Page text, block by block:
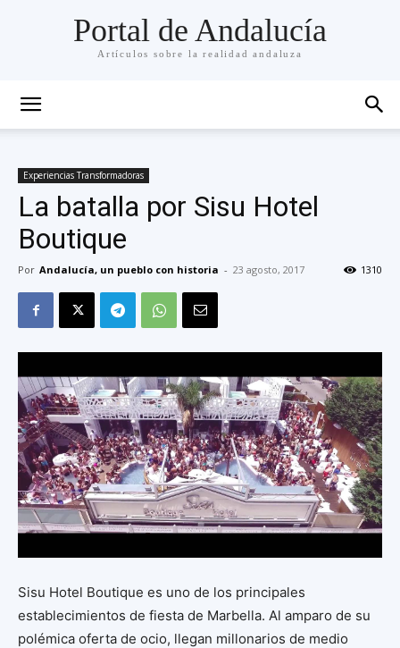
Portal de Andalucía
Artículos sobre la realidad andaluza
Experiencias Transformadoras
La batalla por Sisu Hotel
Boutique
Por Andalucía, un pueblo con historia - 23 agosto, 2017 1310
Sisu Hotel Boutique es uno de los principales
establecimientos de fiesta de Marbella. Al amparo de su
polémica oferta de ocio, llegan millonarios de medio